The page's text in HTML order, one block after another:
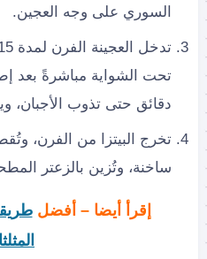
السوري على وجه العجين.
دقائق حتى تذوب الأجبان،
تخرج البيتزا من الفرن،
ساخنة، وتُزين بالزعتر
إقرأ أيضا – أفضل